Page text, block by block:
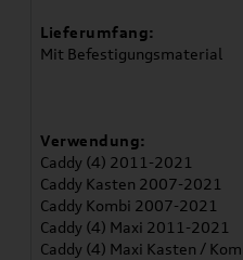
Lieferumfang:
Mit Befestigungsmaterial
Verwendung:
Caddy (4) 2011-2021
Caddy Kasten 2007-2021
Caddy Kombi 2007-2021
Caddy (4) Maxi 2011-2021
Caddy (4) Maxi Kasten /